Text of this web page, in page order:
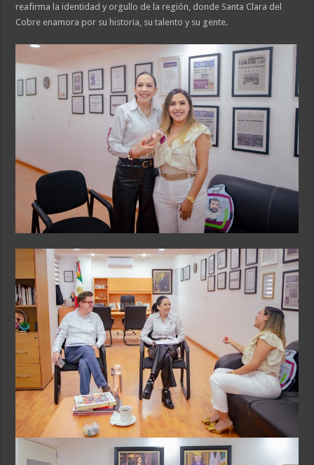
reafirma la identidad y orgullo de la región, donde Santa Clara del
Cobre enamora por su historia, su talento y su gente.